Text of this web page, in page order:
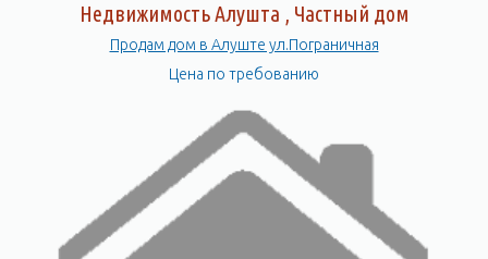
Недвижимость Алушта , Частный дом
Продам дом в Алуште ул.Пограничная
Цена по требованию